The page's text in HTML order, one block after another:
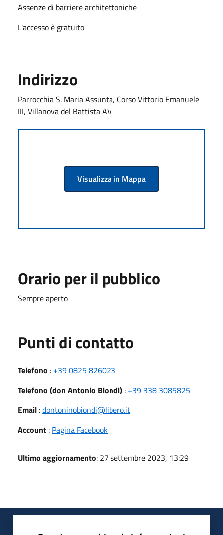
Assenze di barriere architettoniche
L'accesso è gratuito
Indirizzo
Parrocchia S. Maria Assunta, Corso Vittorio Emanuele
III, Villanova del Battista AV
Visualizza in Mappa
Orario per il pubblico
Sempre aperto
Punti di contatto
Telefono : +39 0825 826023
Telefono (don Antonio Biondi) : +39 338 3085825
Email :dontoninobiondi@libero.it
Account : Pagina Facebook
Ultimo aggiornamento: 27 settembre 2023, 13:29